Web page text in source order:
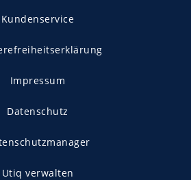
Kundenservice
Impressum
Datenschutz
Utiq verwalten